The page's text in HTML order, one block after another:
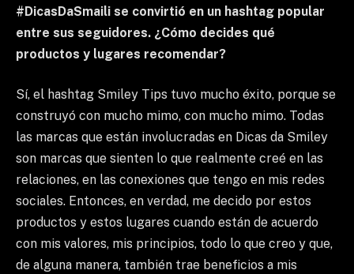
#DicasDaSmaili se convirtió en un hashtag popular
entre sus seguidores. ¿Cómo decides qué
productos y lugares recomendar?
Sí, el hashtag Smiley Tips tuvo mucho éxito, porque se
construyó con mucho mimo, con mucho mimo. Todas
las marcas que están involucradas en Dicas da Smiley
son marcas que sienten lo que realmente creé en las
relaciones, en las conexiones que tengo en mis redes
sociales. Entonces, en verdad, me decido por estos
productos y estos lugares cuando están de acuerdo
con mis valores, mis principios, todo lo que creo y que,
de alguna manera, también trae beneficios a mis